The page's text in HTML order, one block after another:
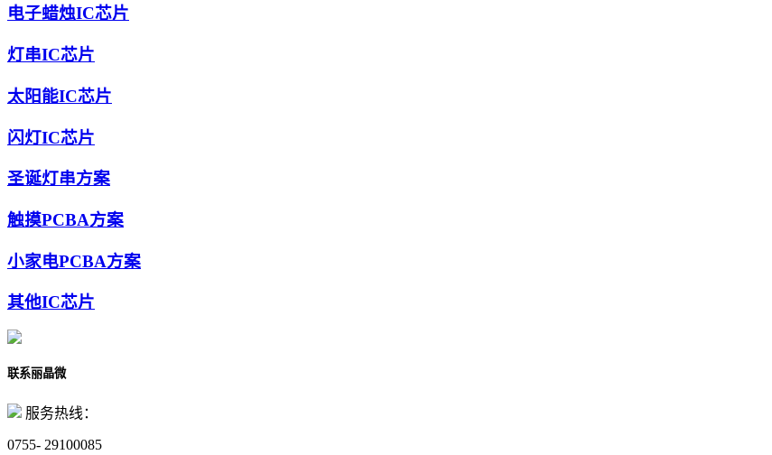
电子蜡烛IC芯片
灯串IC芯片
太阳能IC芯片
闪灯IC芯片
圣诞灯串方案
触摸PCBA方案
小家电PCBA方案
其他IC芯片
联系丽晶微
服务热线：
0755- 29100085